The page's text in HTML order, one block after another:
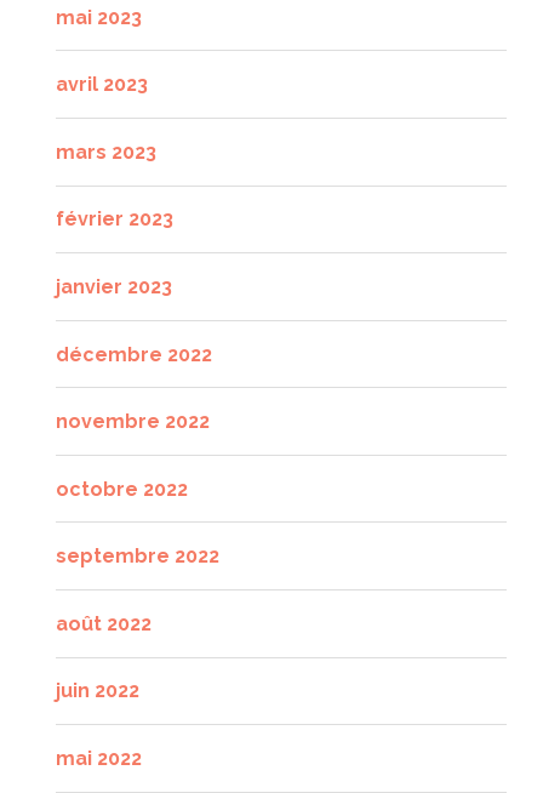
mai 2023
avril 2023
mars 2023
février 2023
janvier 2023
décembre 2022
novembre 2022
octobre 2022
septembre 2022
août 2022
juin 2022
mai 2022